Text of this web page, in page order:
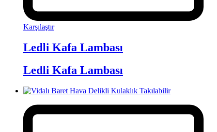
Karşılaştır
Ledli Kafa Lambası
Ledli Kafa Lambası